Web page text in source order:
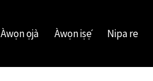
Àwọn ọjà Àwọn iṣẹ́ Nipa re